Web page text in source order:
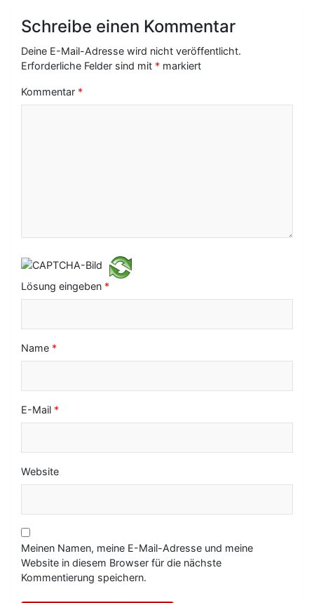
N
a
v
o
n
Schreibe einen Kommentar
Deine E-Mail-Adresse wird nicht veröffentlicht.
Erforderliche Felder sind mit * markiert
Kommentar *
Lösung eingeben *
Name *
E-Mail *
Website
Meinen Namen, meine E-Mail-Adresse und meine
Website in diesem Browser für die nächste
Kommentierung speichern.